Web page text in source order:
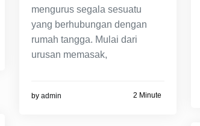
mengurus segala sesuatu
yang berhubungan dengan
rumah tangga. Mulai dari
urusan memasak,
by admin 2 Minute